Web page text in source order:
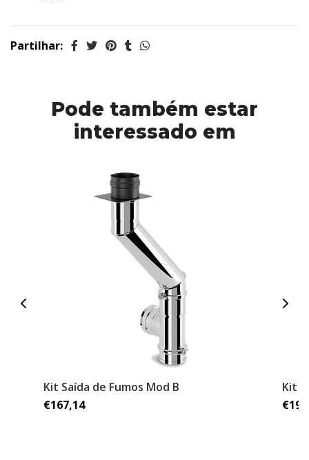
Partilhar:
Pode também estar
interessado em
Kit Saída de Fumos Mod B
€167,14
Kit